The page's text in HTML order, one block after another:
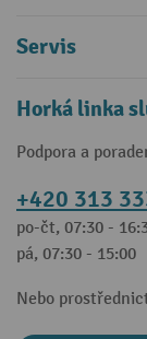
Servis
Horká linka
Podpora a
+420 313
po-čt, 07:30 -
pá, 07:30 - 15:00
Nebo